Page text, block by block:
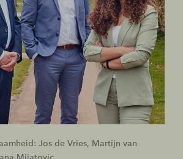
Jos de Vries, Martijn van